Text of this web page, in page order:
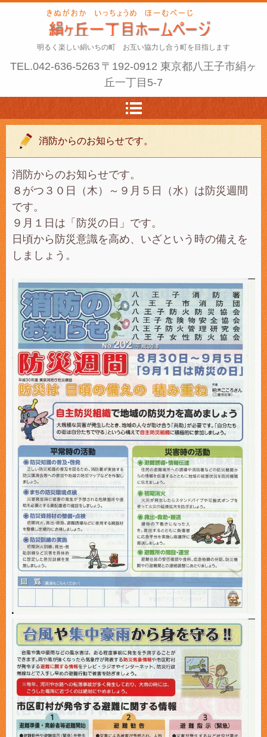
明るく楽しい絹いちの町 お互い協力し合う町を目指します
TEL.042-636-5263 〒192-0912 東京都八王子市絹ヶ
丘一丁目5-7
消防からのお知らせです。
消防からのお知らせです。
８がつ３０日（木）～９月５日（水）は防災週間
です。
９月１日は「防災の日」です。
日頃から防災意識を高め、いざという時の備えを
しましょう。